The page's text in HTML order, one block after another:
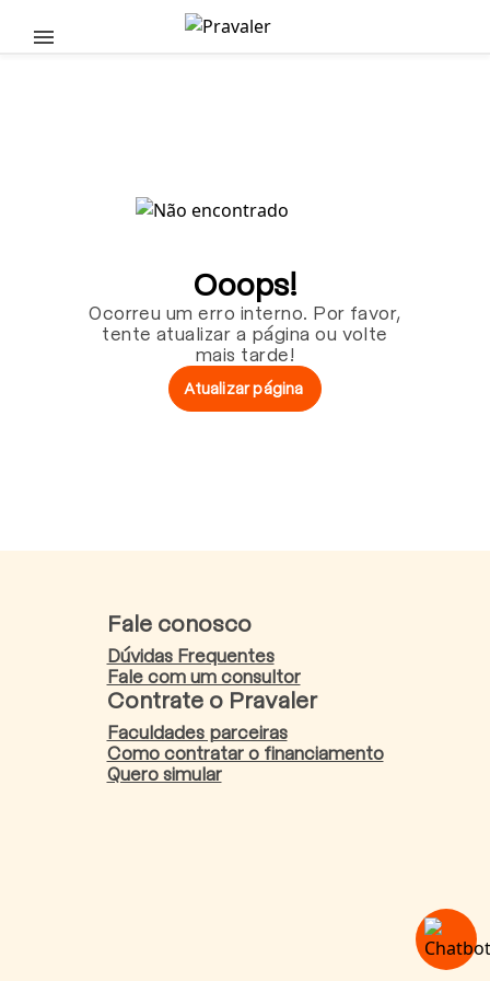
Pular para o conteúdo principal
Ooops!
Ocorreu um erro interno. Por favor,
tente atualizar a página ou volte
mais tarde!
Atualizar página
Fale conosco
Dúvidas Frequentes
Fale com um consultor
Contrate o Pravaler
Faculdades parceiras
Como contratar o financiamento
Quero simular